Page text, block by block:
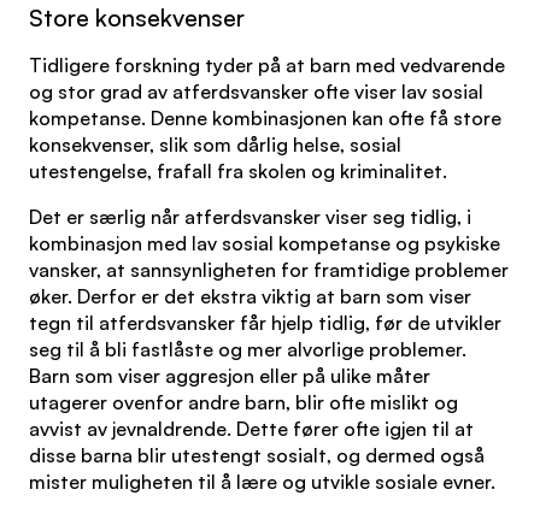
Store konsekvenser
Tidligere forskning tyder på at barn med vedvarende
og stor grad av atferdsvansker ofte viser lav sosial
kompetanse. Denne kombinasjonen kan ofte få store
konsekvenser, slik som dårlig helse, sosial
utestengelse, frafall fra skolen og kriminalitet.
Det er særlig når atferdsvansker viser seg tidlig, i
kombinasjon med lav sosial kompetanse og psykiske
vansker, at sannsynligheten for framtidige problemer
øker. Derfor er det ekstra viktig at barn som viser
tegn til atferdsvansker får hjelp tidlig, før de utvikler
seg til å bli fastlåste og mer alvorlige problemer.
Barn som viser aggresjon eller på ulike måter
utagerer ovenfor andre barn, blir ofte mislikt og
avvist av jevnaldrende. Dette fører ofte igjen til at
disse barna blir utestengt sosialt, og dermed også
mister muligheten til å lære og utvikle sosiale evner.